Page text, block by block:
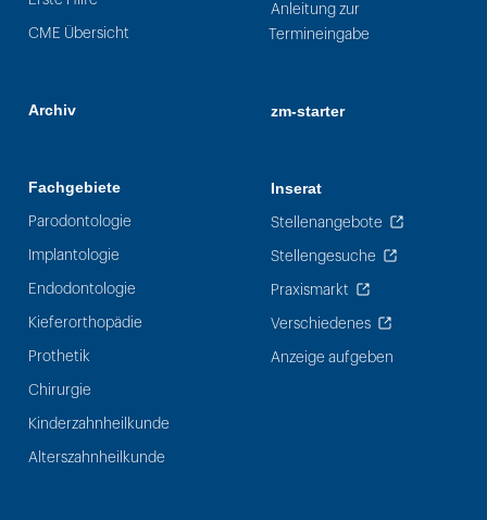
CME Übersicht
Archiv
Fachgebiete
Parodontologie
Implantologie
Endodontologie
Kieferorthopädie
Prothetik
Chirurgie
Kinderzahnheilkunde
Alterszahnheilkunde
Anleitung zur
Termineingabe
zm-starter
Inserat
Stellenangebote
Stellengesuche
Praxismarkt
Verschiedenes
Anzeige aufgeben